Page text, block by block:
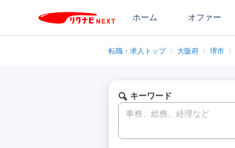
ホーム オファー
転職・求人トップ / 大阪府 / 堺市 /
キーワード